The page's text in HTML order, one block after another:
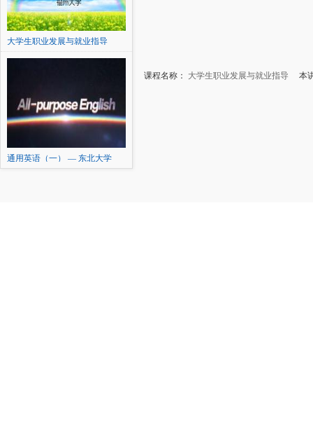
大学生职业发展与就业指导
通用英语（一） — 东北大学
课程名称： 大学生职业发展与就业指导 本讲